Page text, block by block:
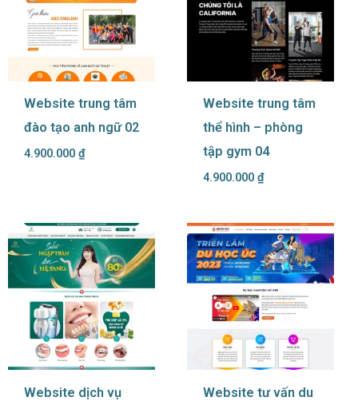
Website trung tâm
đào tạo anh ngữ 02
4.900.000 ₫
Website trung tâm
thể hình – phòng
tập gym 04
4.900.000 ₫
Website dịch vụ
Website tư vấn du